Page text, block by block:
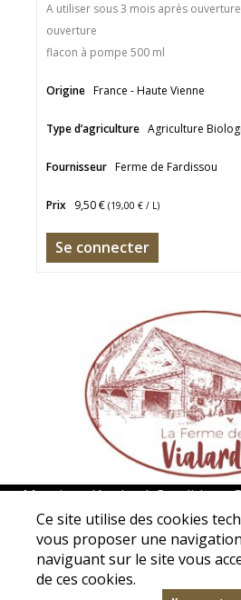
A utiliser sous 3 mois après
ouverture
flacon à pompe 500 ml
Origine France - Haute Vienne
Type d’agriculture Agriculture
Fournisseur Ferme de Fardissou
Prix 9,50 € (19,00 € / L)
Se connecter
Mentions légales|Conditions
Protection des
Association La ferme de Vialard -
Vialard - 24200 Carsac-Aillac -
contact@la-ferme-de-
Ce site utilise des cookies
vous proposer une
naviguant sur le site vous
de ces cookies.